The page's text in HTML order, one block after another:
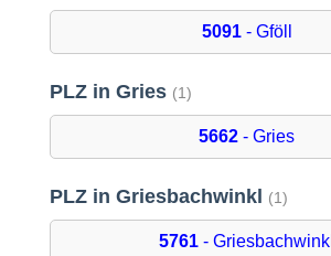
5091- Gföll
PLZ in Gries (1)
5662 - Gries
PLZ in Griesbachwinkl (1)
5761 - Griesbachwinkl